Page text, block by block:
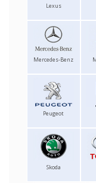
Lexus
Mercedes-Benz
Peugeot
Skoda